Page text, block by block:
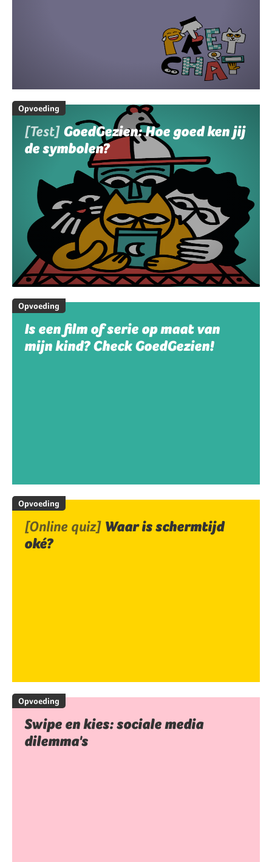
Opvoeding
[Test] GoedGezien: Hoe goed ken jij
de symbolen?
Opvoeding
Is een film of serie op maat van
mijn kind? Check GoedGezien!
Opvoeding
[Online quiz] Waar is schermtijd
oké?
Opvoeding
Swipe en kies: sociale media
dilemma's